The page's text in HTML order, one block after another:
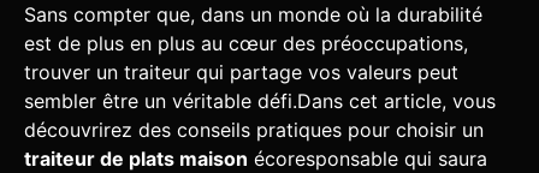
Sans compter que, dans un monde où la durabilité
est de plus en plus au cœur des préoccupations,
trouver un traiteur qui partage vos valeurs peut
sembler être un véritable défi.Dans cet article, vous
découvrirez des conseils pratiques pour choisir un
traiteur de plats maison écoresponsable qui saura